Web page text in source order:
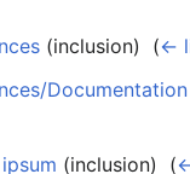
(inclusion) ‎ (←
Documentation
(inclusion) ‎ (